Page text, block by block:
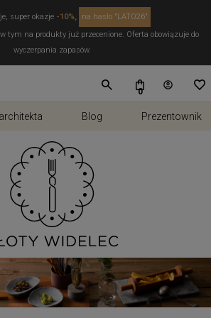
super okazje -10%,
na hasło "LATO26"
tym na produkty już przecenione. Oferta obowiązuje do
wyczerpania zapasów.
Blog Prezentownik